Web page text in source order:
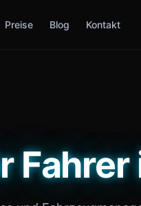
Preise Blog Kontakt